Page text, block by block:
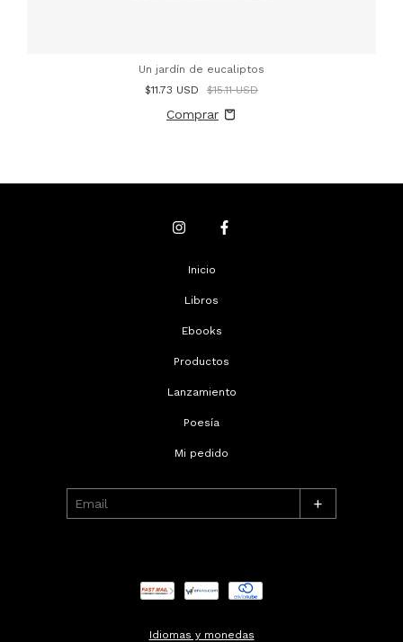
Un jardín de eucaliptos
$11.73 USD
$15.11 USD
Inicio
Libros
Ebooks
Productos
Lanzamiento
Poesía
Mi pedido
+
Idiomas y monedas